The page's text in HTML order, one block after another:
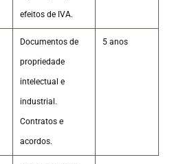
efeitos de IVA.
Documentos de
propriedade
intelectual e
industrial.
Contratos e
acordos.
5 anos